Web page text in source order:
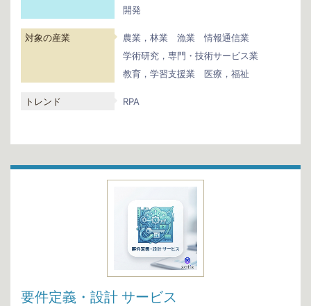
開発
対象の産業 農業，林業 漁業
情報通信業
学術研究，専門・技術サービス業
教育，学習支援業
医療，福祉
トレンド RPA
要件定義・設計 サービス